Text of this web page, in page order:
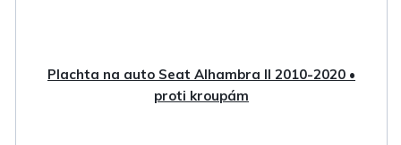
Plachta na auto Seat Alhambra II 2010-2020 •
proti kroupám